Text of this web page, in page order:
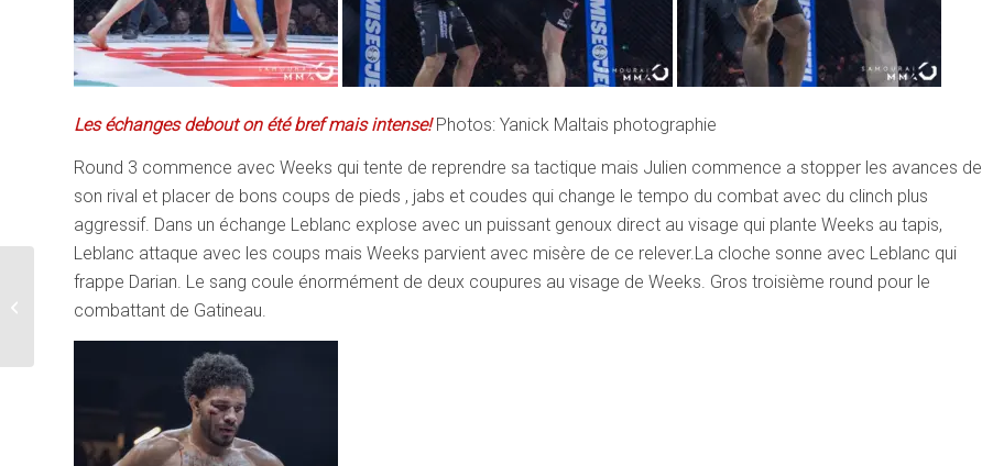
Les échanges debout on été bref mais intense!Photos: Yanick Maltais photographie
Round 3 commence avec Weeks qui tente de reprendre sa tactique mais Julien commence a stopper les avances de
son rival et placer de bons coups de pieds , jabs et coudes qui change le tempo du combat avec du clinch plus
aggressif. Dans un échange Leblanc explose avec un puissant genoux direct au visage qui plante Weeks au tapis,
Leblanc attaque avec les coups mais Weeks parvient avec misère de ce relever.La cloche sonne avec Leblanc qui
frappe Darian. Le sang coule énormément de deux coupures au visage de Weeks. Gros troisième round pour le
combattant de Gatineau.
Promotion de Janvier
2025 Arts Martiaux